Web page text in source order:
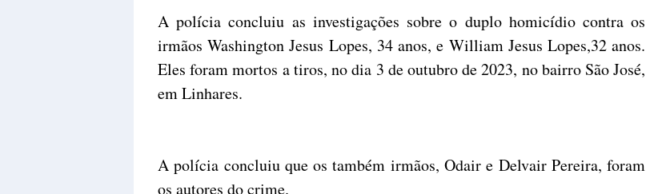
A polícia concluiu as investigações sobre o duplo homicídio contra os
irmãos Washington Jesus Lopes, 34 anos, e William Jesus Lopes,32 anos.
Eles foram mortos a tiros, no dia 3 de outubro de 2023, no bairro São José,
em Linhares.
A polícia concluiu que os também irmãos, Odair e Delvair Pereira, foram
os autores do crime.